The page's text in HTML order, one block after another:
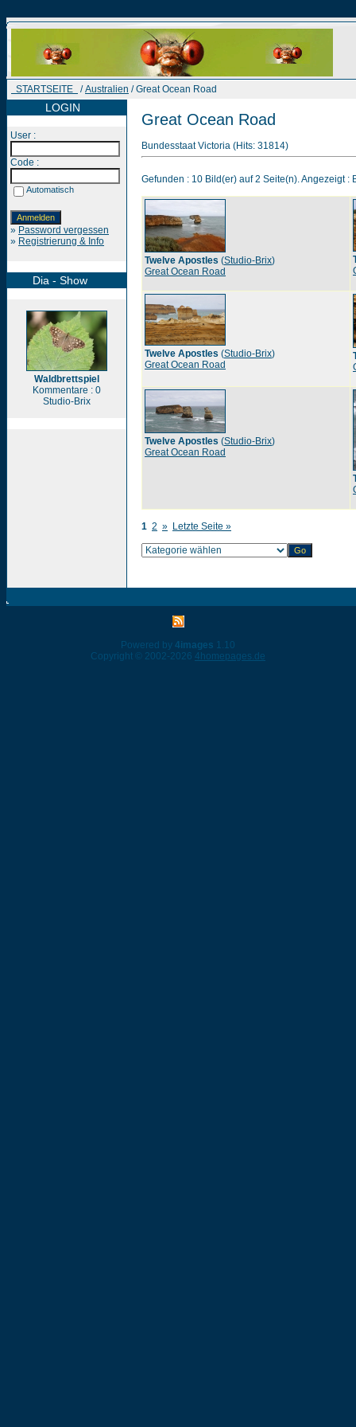
STARTSEITE /Australien / Great Ocean Road
LOGIN
User :
Code :
Automatisch
» Password vergessen
» Registrierung & Info
Dia - Show
Waldbrettspiel
Kommentare : 0
Studio-Brix
Great Ocean Road
Bundesstaat Victoria (Hits: 31814)
Gefunden : 10 Bild(er) auf 2 Seite(n). Angezeigt :
Twelve Apostles (Studio-Brix)
Great Ocean Road
Twelve Apostles (Studio-Brix)
Great Ocean Road
Twelve Apostles (Studio-Brix)
Great Ocean Road
1 2 » Letzte Seite »
Powered by 4images 1.10
Copyright © 2002-2026 4homepages.de